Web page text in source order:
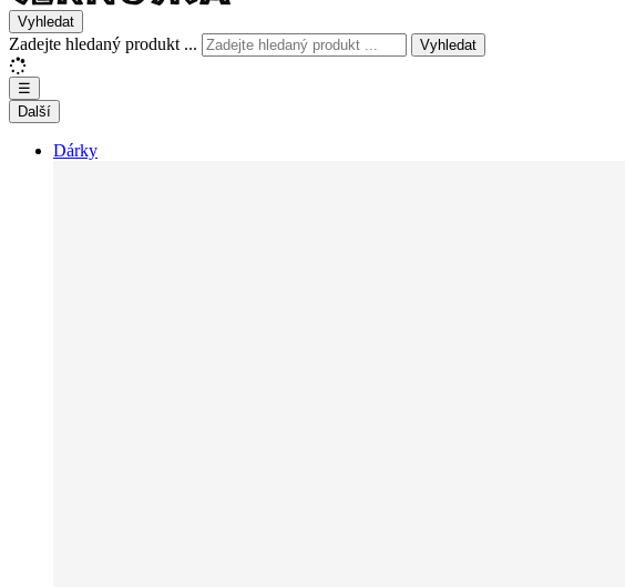
Vyhledat
Zadejte hledaný produkt ... Vyhledat
☰
Další
Dárky